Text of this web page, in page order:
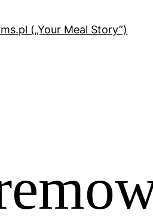
(„Your Meal Story”)